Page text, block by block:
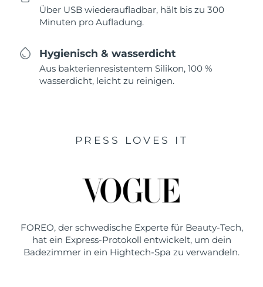
Über USB wiederaufladbar, hält bis zu 300
Minuten pro Aufladung.
Hygienisch & wasserdicht
Aus bakterienresistentem Silikon, 100 %
wasserdicht, leicht zu reinigen.
PRESS LOVES IT
FOREO, der schwedische Experte für Beauty-Tech,
hat ein Express-Protokoll entwickelt, um dein
Badezimmer in ein Hightech-Spa zu verwandeln.